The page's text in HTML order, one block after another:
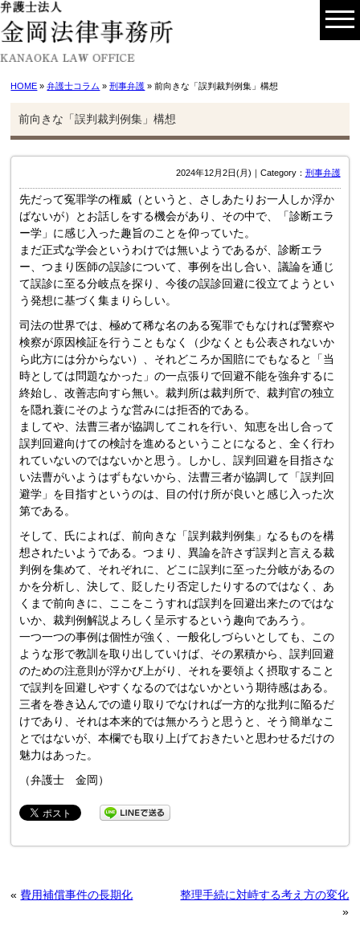
HOME »弁護士コラム »刑事弁護 » 前向きな「誤判裁判例集」構想
前向きな「誤判裁判例集」構想
2024年12月2日(月)｜Category： 刑事弁護
先だって冤罪学の権威（というと、さしあたりお一人しか浮か
ばないが）とお話しをする機会があり、その中で、「診断エラ
ー学」に感じ入った趣旨のことを仰っていた。
まだ正式な学会というわけでは無いようであるが、診断エラ
ー、つまり医師の誤診について、事例を出し合い、議論を通じ
て誤診に至る分岐点を探り、今後の誤診回避に役立てようとい
う発想に基づく集まりらしい。
司法の世界では、極めて稀な名のある冤罪でもなければ警察や
検察が原因検証を行うこともなく（少なくとも公表されないか
ら此方には分からない）、それどころか国賠にでもなると「当
時としては問題なかった」の一点張りで回避不能を強弁するに
終始し、改善志向すら無い。裁判所は裁判所で、裁判官の独立
を隠れ蓑にそのような営みには拒否的である。
ましてや、法曹三者が協調してこれを行い、知恵を出し合って
誤判回避向けての検討を進めるということになると、全く行わ
れていないのではないかと思う。しかし、誤判回避を目指さな
い法曹がいようはずもないから、法曹三者が協調して「誤判回
避学」を目指すというのは、目の付け所が良いと感じ入った次
第である。
そして、氏によれば、前向きな「誤判裁判例集」なるものを構
想されたいようである。つまり、異論を許さず誤判と言える裁
判例を集めて、それぞれに、どこに誤判に至った分岐があるの
かを分析し、決して、貶したり否定したりするのではなく、あ
くまで前向きに、ここをこうすれば誤判を回避出来たのではな
いか、裁判例解説よろしく呈示するという趣向であろう。
一つ一つの事例は個性が強く、一般化しづらいとしても、この
ような形で教訓を取り出していけば、その累積から、誤判回避
のための注意則が浮かび上がり、それを要領よく摂取すること
で誤判を回避しやすくなるのではないかという期待感はある。
三者を巻き込んでの遣り取りでなければ一方的な批判に陥るだ
けであり、それは本来的では無かろうと思うと、そう簡単なこ
とではないが、本欄でも取り上げておきたいと思わせるだけの
魅力はあった。
（弁護士 金岡）
«費用補償事件の長期化
整理手続に対峙する考え方の変化
»